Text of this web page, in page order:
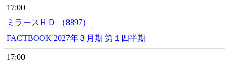
17:00
ミラースＨＤ （8897）
FACTBOOK 2027年３月期 第１四半期
17:00